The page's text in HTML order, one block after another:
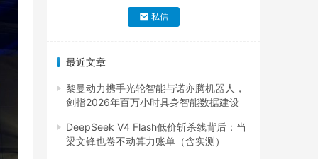
私信
最近文章
黎曼动力携手光轮智能与诺亦腾机器人，
剑指2026年百万小时具身智能数据建设
DeepSeek V4 Flash低价斩杀线背后：当
梁文锋也卷不动算力账单（含实测）